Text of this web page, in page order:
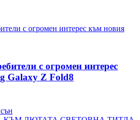
с огромен интерес
Galaxy Z Fold8